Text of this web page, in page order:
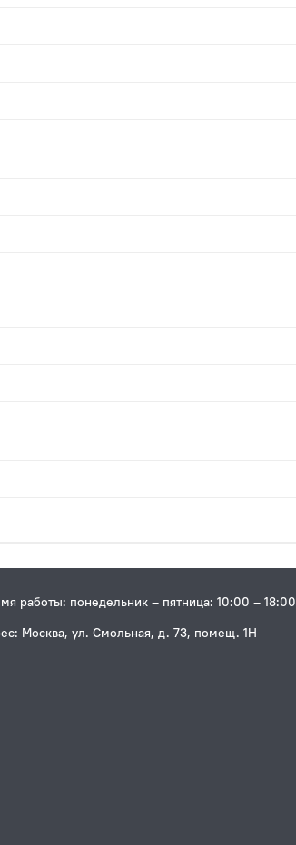
работы: понедельник – пятница: 10:00 – 18:00
Москва, ул. Смольная, д. 73, помещ. 1Н